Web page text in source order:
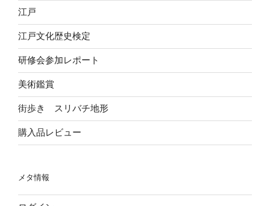
江戸
江戸文化歴史検定
研修会参加レポート
美術鑑賞
街歩き スリバチ地形
購入品レビュー
メタ情報